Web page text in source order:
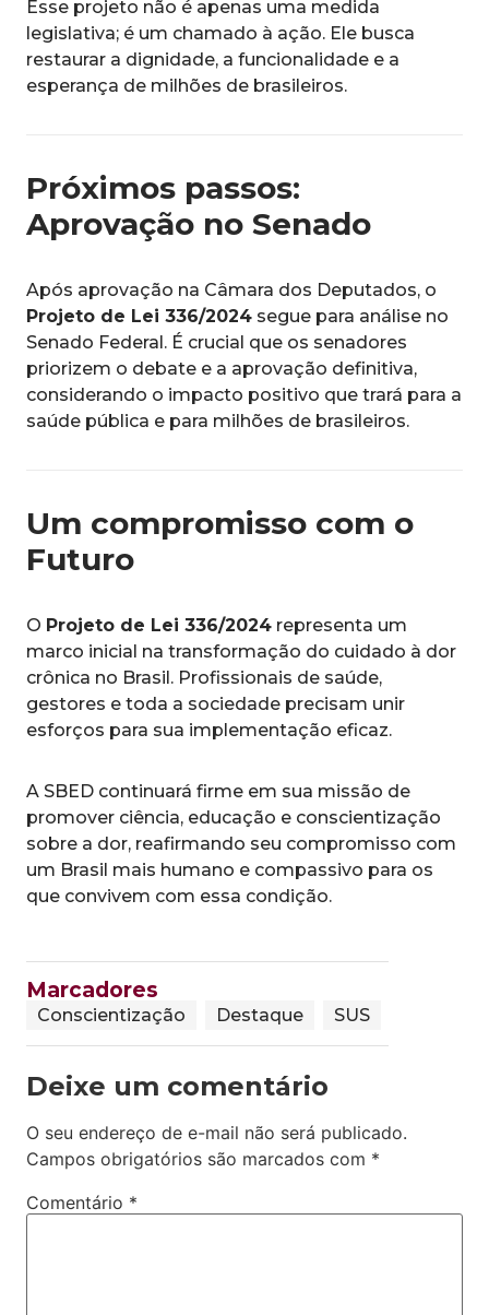
Esse projeto não é apenas uma medida
legislativa; é um chamado à ação. Ele busca
restaurar a dignidade, a funcionalidade e a
esperança de milhões de brasileiros.
Próximos passos:
Aprovação no Senado
Após aprovação na Câmara dos Deputados, o
Projeto de Lei 336/2024 segue para análise no
Senado Federal. É crucial que os senadores
priorizem o debate e a aprovação definitiva,
considerando o impacto positivo que trará para a
saúde pública e para milhões de brasileiros.
Um compromisso com o
Futuro
O Projeto de Lei 336/2024 representa um
marco inicial na transformação do cuidado à dor
crônica no Brasil. Profissionais de saúde,
gestores e toda a sociedade precisam unir
esforços para sua implementação eficaz.
A SBED continuará firme em sua missão de
promover ciência, educação e conscientização
sobre a dor, reafirmando seu compromisso com
um Brasil mais humano e compassivo para os
que convivem com essa condição.
Marcadores
Conscientização Destaque SUS
Deixe um comentário
O seu endereço de e-mail não será publicado.
Campos obrigatórios são marcados com *
Comentário *